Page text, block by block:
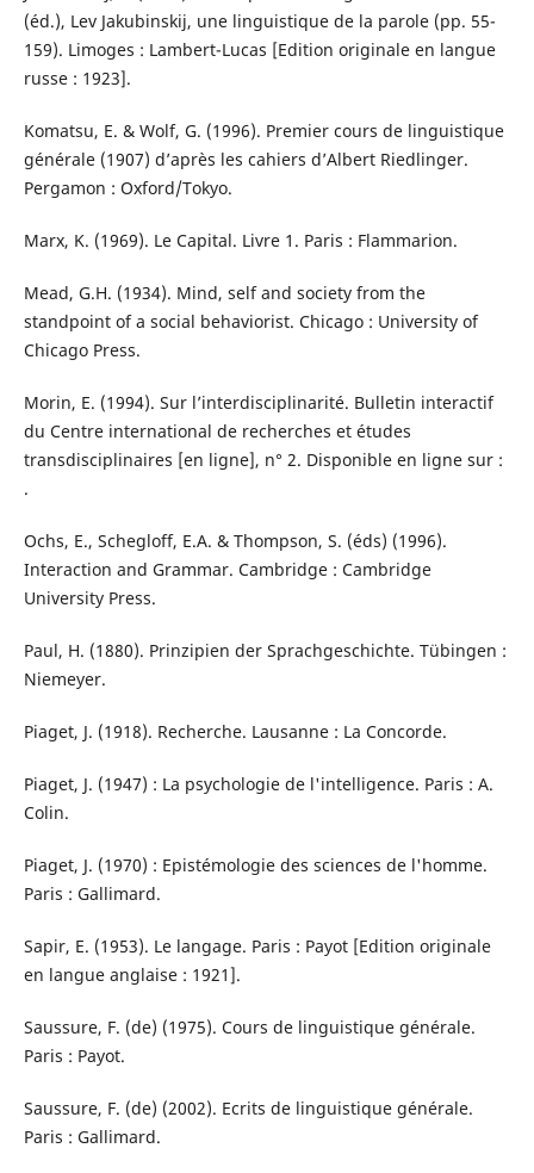
(éd.), Lev Jakubinskij, une linguistique de la parole (pp. 55-
159). Limoges : Lambert-Lucas [Edition originale en langue
russe : 1923].
Komatsu, E. & Wolf, G. (1996). Premier cours de linguistique
générale (1907) d’après les cahiers d’Albert Riedlinger.
Pergamon : Oxford/Tokyo.
Marx, K. (1969). Le Capital. Livre 1. Paris : Flammarion.
Mead, G.H. (1934). Mind, self and society from the
standpoint of a social behaviorist. Chicago : University of
Chicago Press.
Morin, E. (1994). Sur l’interdisciplinarité. Bulletin interactif
du Centre international de recherches et études
transdisciplinaires [en ligne], n° 2. Disponible en ligne sur :
.
Ochs, E., Schegloff, E.A. & Thompson, S. (éds) (1996).
Interaction and Grammar. Cambridge : Cambridge
University Press.
Paul, H. (1880). Prinzipien der Sprachgeschichte. Tübingen :
Niemeyer.
Piaget, J. (1918). Recherche. Lausanne : La Concorde.
Piaget, J. (1947) : La psychologie de l'intelligence. Paris : A.
Colin.
Piaget, J. (1970) : Epistémologie des sciences de l'homme.
Paris : Gallimard.
Sapir, E. (1953). Le langage. Paris : Payot [Edition originale
en langue anglaise : 1921].
Saussure, F. (de) (1975). Cours de linguistique générale.
Paris : Payot.
Saussure, F. (de) (2002). Ecrits de linguistique générale.
Paris : Gallimard.